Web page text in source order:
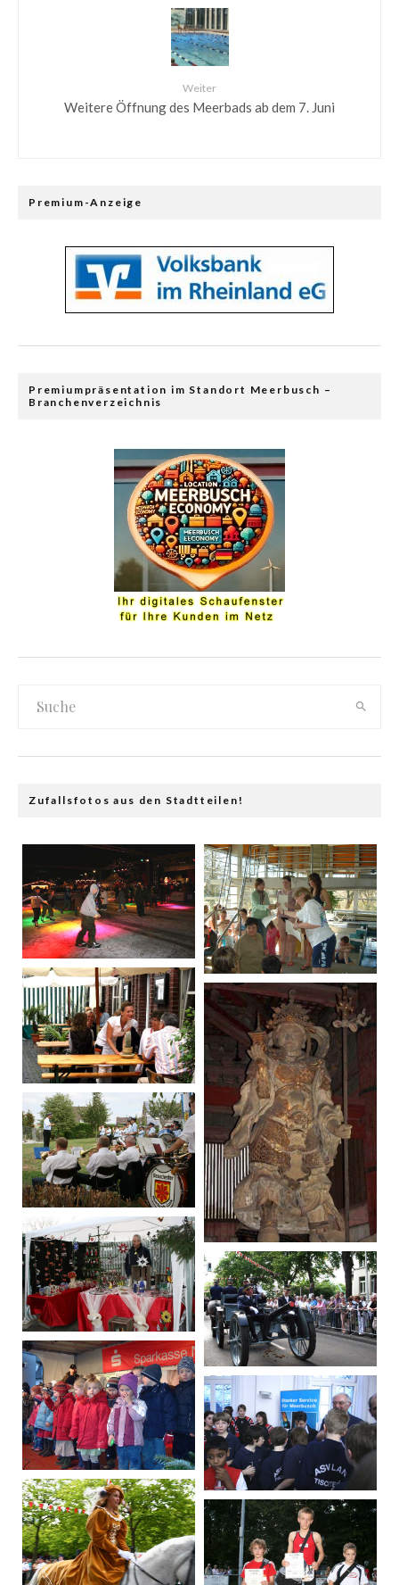
Weiter
Weitere Öffnung des Meerbads ab dem 7. Juni
Premium-Anzeige
Premiumpräsentation im Standort Meerbusch –
Branchenverzeichnis
Zufallsfotos aus den Stadtteilen!